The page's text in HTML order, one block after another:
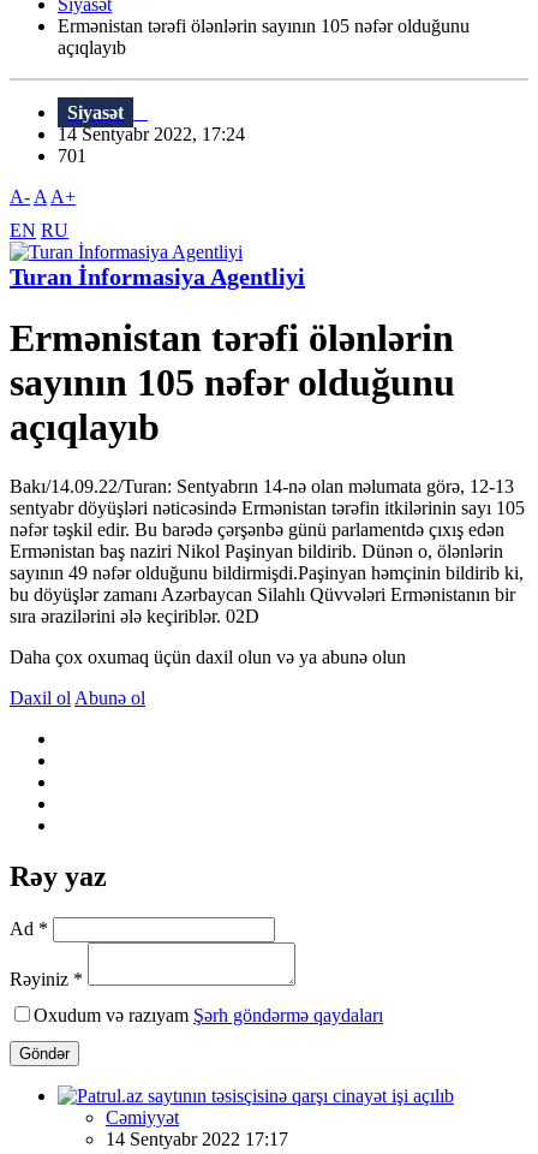
Siyasət
Ermənistan tərəfi ölənlərin sayının 105 nəfər olduğunu
açıqlayıb
Siyasət
14 Sentyabr 2022, 17:24
701
A- A A+
EN RU
Turan İnformasiya Agentliyi
Ermənistan tərəfi ölənlərin
sayının 105 nəfər olduğunu
açıqlayıb
Bakı/14.09.22/Turan: Sentyabrın 14-nə olan məlumata görə, 12-13
sentyabr döyüşləri nəticəsində Ermənistan tərəfin itkilərinin sayı 105
nəfər təşkil edir. Bu barədə çərşənbə günü parlamentdə çıxış edən
Ermənistan baş naziri Nikol Paşinyan bildirib. Dünən o, ölənlərin
sayının 49 nəfər olduğunu bildirmişdi.Paşinyan həmçinin bildirib ki,
bu döyüşlər zamanı Azərbaycan Silahlı Qüvvələri Ermənistanın bir
sıra ərazilərini ələ keçiriblər. 02D
Daha çox oxumaq üçün daxil olun və ya abunə olun
Daxil ol Abunə ol
Rəy yaz
Ad *
Rəyiniz *
Oxudum və razıyam Şərh göndərmə qaydaları
Göndər
Cəmiyyət
14 Sentyabr 2022 17:17